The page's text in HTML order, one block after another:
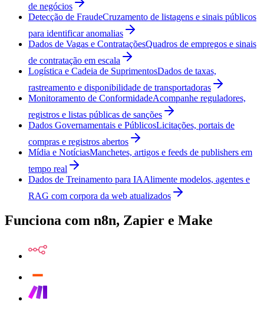
de negócios
Detecção de FraudeCruzamento de listagens e sinais públicos
para identificar anomalias
Dados de Vagas e ContrataçõesQuadros de empregos e sinais
de contratação em escala
Logística e Cadeia de SuprimentosDados de taxas,
rastreamento e disponibilidade de transportadoras
Monitoramento de ConformidadeAcompanhe reguladores,
registros e listas públicas de sanções
Dados Governamentais e PúblicosLicitações, portais de
compras e registros abertos
Mídia e NotíciasManchetes, artigos e feeds de publishers em
tempo real
Dados de Treinamento para IAAlimente modelos, agentes e
RAG com corpora da web atualizados
Funciona com n8n, Zapier e Make